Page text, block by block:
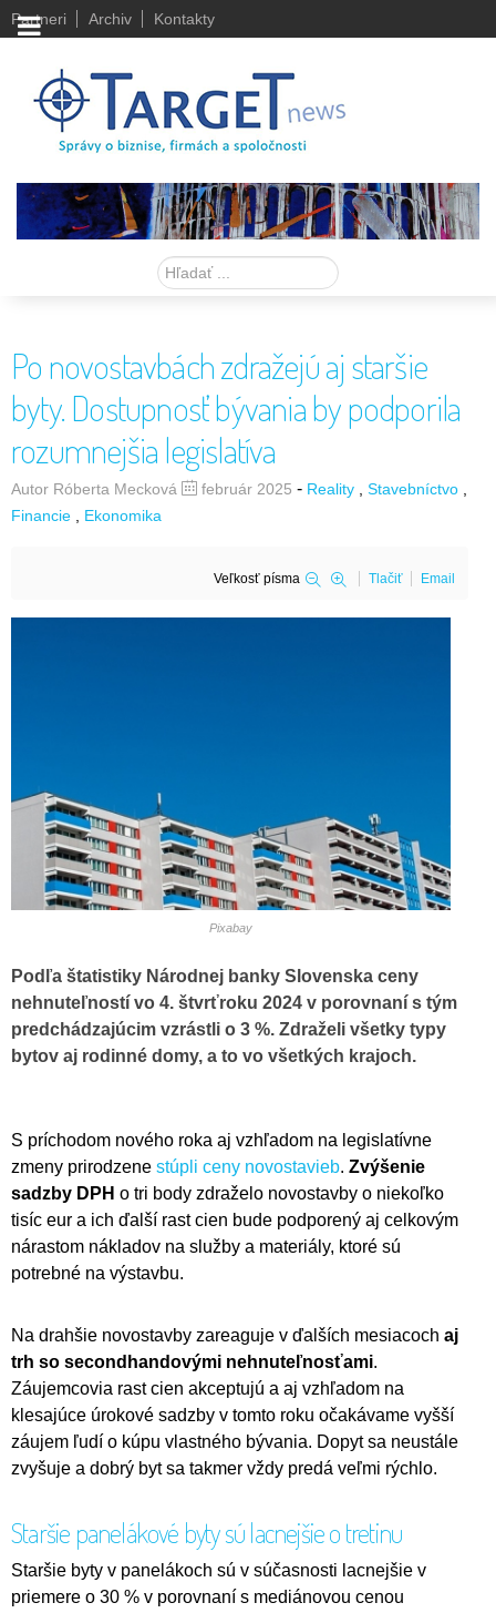
Partneri Archiv Kontakty
Hľadať
Po novostavbách zdražejú aj staršie
byty. Dostupnosť bývania by podporila
rozumnejšia legislatíva
Autor Róberta Mecková február 2025 - Reality
Stavebníctvo
Financie
Ekonomika
Veľkosť písma Tlačiť Email
Pixabay
Podľa štatistiky Národnej banky Slovenska ceny
nehnuteľností vo 4. štvrťroku 2024 v porovnaní s tým
predchádzajúcim vzrástli o 3 %. Zdraželi všetky typy
bytov aj rodinné domy, a to vo všetkých krajoch.
S príchodom nového roka aj vzhľadom na legislatívne
zmeny prirodzene stúpli ceny novostavieb. Zvýšenie
sadzby DPH o tri body zdraželo novostavby o niekoľko
tisíc eur a ich ďalší rast cien bude podporený aj celkovým
nárastom nákladov na služby a materiály, ktoré sú
potrebné na výstavbu.
Na drahšie novostavby zareaguje v ďalších mesiacoch aj
trh so secondhandovými nehnuteľnosťami.
Záujemcovia rast cien akceptujú a aj vzhľadom na
klesajúce úrokové sadzby v tomto roku očakávame vyšší
záujem ľudí o kúpu vlastného bývania. Dopyt sa neustále
zvyšuje a dobrý byt sa takmer vždy predá veľmi rýchlo.
Staršie panelákové byty sú lacnejšie o tretinu
Staršie byty v panelákoch sú v súčasnosti lacnejšie v
priemere o 30 % v porovnaní s mediánovou cenou